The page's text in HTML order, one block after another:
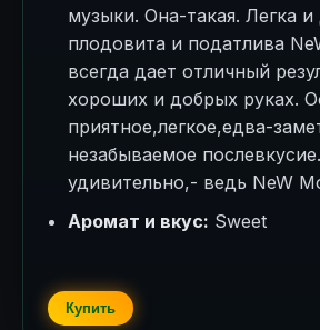
музыки. Она-такая. Легка
плодовита и податлива
всегда дает отличный
хороших и добрых руках.
приятное,легкое,едва-
незабываемое
удивительно,- ведь NeW
Аромат и вкус: Sweet
Купить